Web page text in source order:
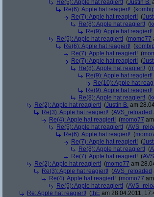
Re(5): Apple hat reagiert! (Justin B.
Re(6): Apple hat reagiert! (
Re(7): Apple hat reagiert! (
Re(8): Apple hat reagiert! (
Re(9): Apple hat reagiert!
Re(5): Apple hat reagiert! (momo77
Re(6): Apple hat reagiert! (
Re(7): Apple hat reagiert! (
Re(7): Apple hat reagiert! (
Re(8): Apple hat reagiert! (
Re(9): Apple hat reagiert!
Re(10): Apple hat
Re(9): Apple hat reagiert!
Re(8): Apple hat reagiert! (
Re(2): Apple hat reagiert! (Justin B. am
Re(3): Apple hat reagiert! (AVS_reloaded
Re(4): Apple hat reagiert! (momo77
Re(5): Apple hat reagiert! (
Re(6): Apple hat reagiert! (
Re(7): Apple hat reagiert! (
Re(8): Apple hat reagiert! (
Re(7): Apple hat reagiert! (
Re(2): Apple hat reagiert! (momo77 am
Re(3): Apple hat reagiert! (AVS_reloaded
Re(4): Apple hat reagiert! (momo77
Re(5): Apple hat reagiert! (
Re: Apple hat reagiert! (thE am 28.04.2011,